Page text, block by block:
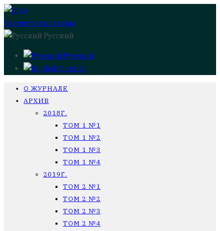
Разместить статью
Русский
Русский
English
О ЖУРНАЛЕ
АРХИВ
2018Г.
ТОМ 1 №1
ТОМ 1 №2
ТОМ 1 №3
ТОМ 1 №4
2019Г.
ТОМ 2 №1
ТОМ 2 №2
ТОМ 2 №3
ТОМ 2 №4